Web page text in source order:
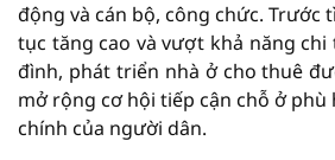
động và cán bộ, công chức. Trước
tục tăng cao và vượt khả năng chi
đình, phát triển nhà ở cho thuê
mở rộng cơ hội tiếp cận chỗ ở phù
chính của người dân.